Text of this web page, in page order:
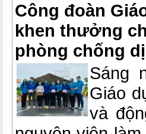
Công đoàn
khen thưởng
phòng chống
Sáng
Giáo
và